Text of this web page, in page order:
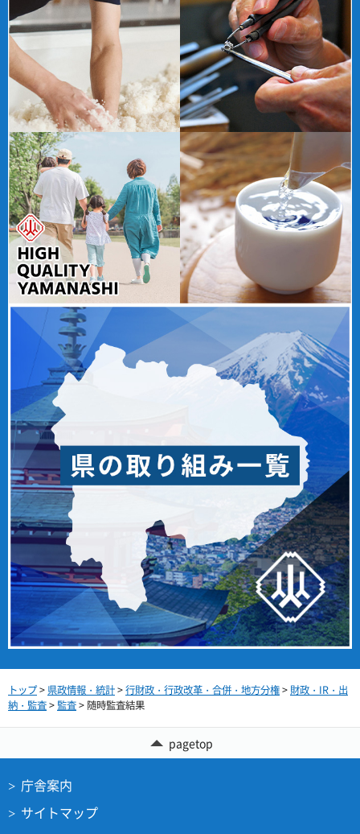
トップ> 県政情報・統計>行財政・行政改革・合併・地方分権> 財政・IR・出
納・監査>監査> 随時監査結果
pagetop
庁舎案内
サイトマップ